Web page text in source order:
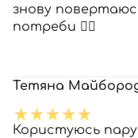
знову
потреби 👍🏼
Тетяна
Користуюсь пару